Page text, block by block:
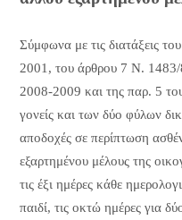
Σύμφωνα με τις διατάξεις
2001, του άρθρου 7 Ν.
2008-2009 και της παρ. 5
γονείς και των δύο φύλων
αποδοχές σε περίπτωση
εξαρτημένου μέλους της
τις έξι ημέρες κάθε
παιδί, τις οκτώ ημέρες για